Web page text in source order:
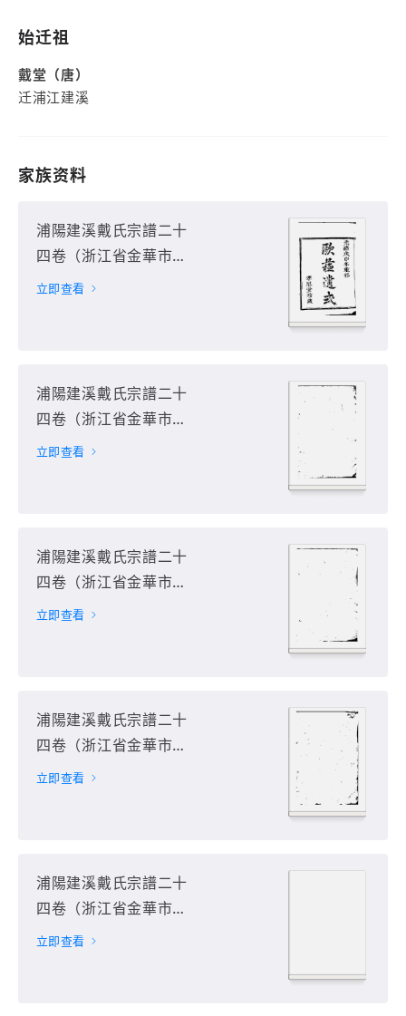
始迁祖
戴堂（唐）
迁浦江建溪
家族资料
浦陽建溪戴氏宗譜二十
四卷（浙江省金華市浦
江縣）第1册
立即查看
浦陽建溪戴氏宗譜二十
四卷（浙江省金華市浦
江縣）第2册
立即查看
浦陽建溪戴氏宗譜二十
四卷（浙江省金華市浦
江縣）第3册
立即查看
浦陽建溪戴氏宗譜二十
四卷（浙江省金華市浦
江縣）第4册
立即查看
浦陽建溪戴氏宗譜二十
四卷（浙江省金華市浦
江縣）第5册
立即查看